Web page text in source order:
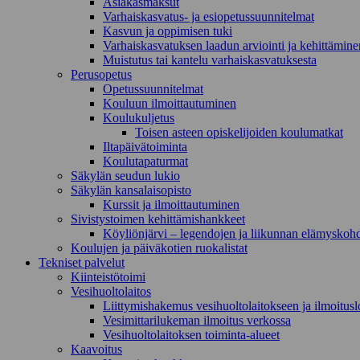
Varhaiskasvatus- ja esiopetussuunnitelmat
Kasvun ja oppimisen tuki
Varhaiskasvatuksen laadun arviointi ja
Muistutus tai kantelu varhaiskasvatuksesta
Perusopetus
Opetussuunnitelmat
Kouluun ilmoittautuminen
Koulukuljetus
Toisen asteen opiskelijoiden koulumatkat
Iltapäivätoiminta
Koulutapaturmat
Säkylän seudun lukio
Säkylän kansalaisopisto
Kurssit ja ilmoittautuminen
Sivistystoimen kehittämishankkeet
Köyliönjärvi – legendojen ja liikunnan
Koulujen ja päiväkotien ruokalistat
Tekniset palvelut
Kiinteistötoimi
Vesihuoltolaitos
Liittymishakemus vesihuoltolaitokseen ja
Vesimittarilukeman ilmoitus verkossa
Vesihuoltolaitoksen toiminta-alueet
Kaavoitus